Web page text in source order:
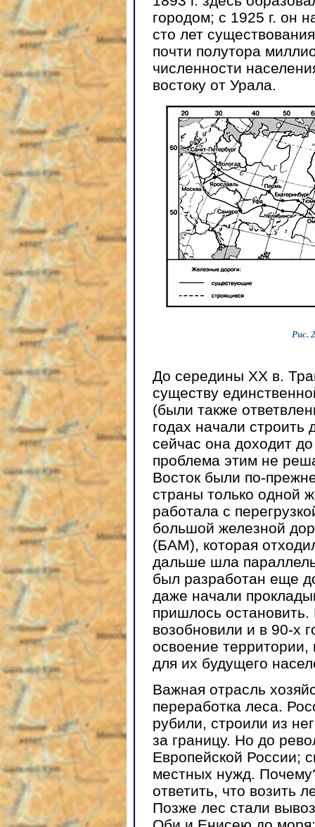
городом; с 1925 г. он
сто лет
почти полутора
численности
востоку от Урала.
Рис.
До середины ХХ в.
существу
(были также
годах начали
сейчас она доходит
проблема этим не
Восток были по-
страны только одной
работала с
большой железной
(БАМ), которая
дальше шла
был разработан еще
даже начали
пришлось остановить.
возобновили и в 90-х
освоение территории,
для их будущего
Важная отрасль
переработка леса.
рубили, строили из
за границу. Но до
Европейской России;
местных нужд.
ответить, что возить
Позже лес стали